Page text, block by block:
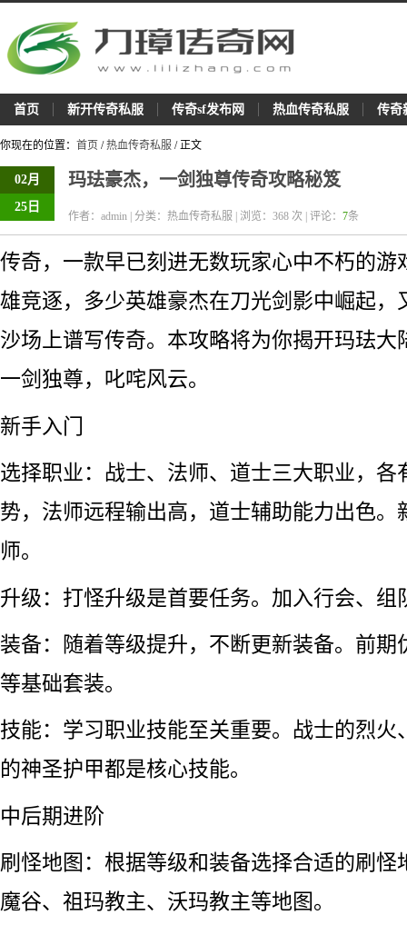
首页 新开传奇私服 传奇sf发布网 热血传奇私服 传奇
你现在的位置： 首页 /热血传奇私服 / 正文
02月
25日
玛珐豪杰，一剑独尊传奇攻略秘笈
作者：admin | 分类：热血传奇私服 | 浏览： 368 次 | 评论： 7条
传奇，一款早已刻进无数玩家心中不朽的游
雄竞逐，多少英雄豪杰在刀光剑影中崛起，
沙场上谱写传奇。本攻略将为你揭开玛珐大
一剑独尊，叱咤风云。
新手入门
选择职业：战士、法师、道士三大职业，各
势，法师远程输出高，道士辅助能力出色。
师。
升级：打怪升级是首要任务。加入行会、组
装备：随着等级提升，不断更新装备。前期
等基础套装。
技能：学习职业技能至关重要。战士的烈火
的神圣护甲都是核心技能。
中后期进阶
刷怪地图：根据等级和装备选择合适的刷怪
魔谷、祖玛教主、沃玛教主等地图。